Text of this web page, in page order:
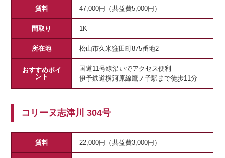
賃料 47,000円（共益費5,000円）
間取り 1K
所在地 松山市久米窪田町875番地2
おすすめポイ
ント
国道11号線沿いでアクセス便利
伊予鉄道横河原線鷹ノ子駅まで徒歩11分
コリーヌ志津川 304号
賃料 22,000円（共益費3,000円）